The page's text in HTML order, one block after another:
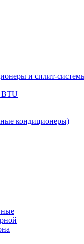
и сплит-
BTU
кондиционеры)